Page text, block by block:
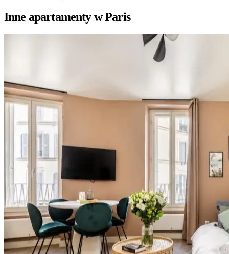
Inne apartamenty w Paris